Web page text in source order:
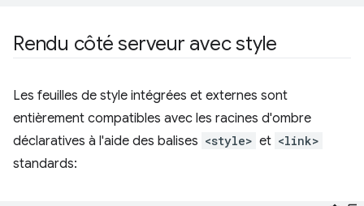
Rendu côté serveur avec style
Les feuilles de style intégrées et externes sont
entièrement compatibles avec les racines d'ombre
déclaratives à l'aide des balises <style> et <link>
standards: